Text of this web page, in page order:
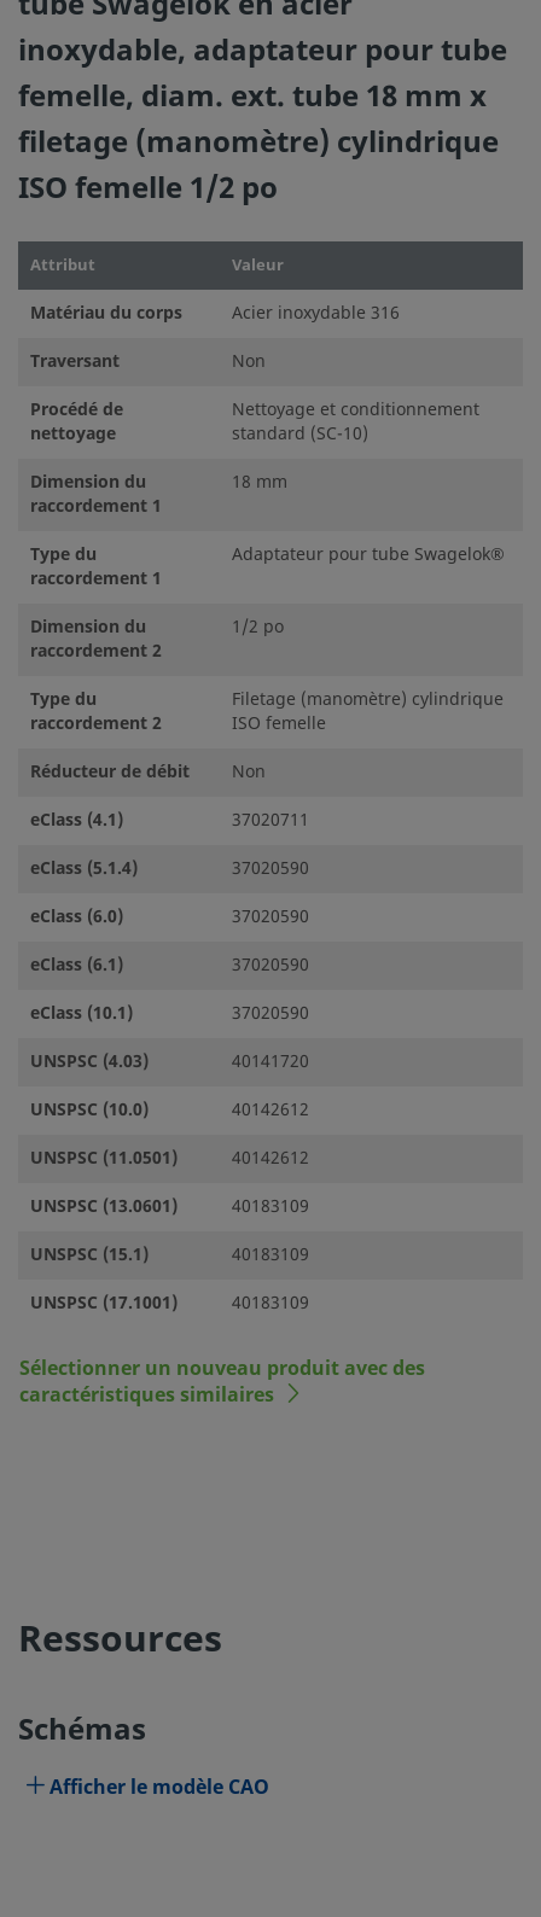
inoxydable, adaptateur pour tube
femelle, diam. ext. tube 18 mm x
filetage (manomètre) cylindrique
ISO femelle 1/2 po
Attribut Valeur
Matériau du corps
Acier inoxydable 316
Traversant
Non
Procédé de
nettoyage
Nettoyage et conditionnement
standard (SC-10)
Dimension du
raccordement 1
18 mm
Type du
raccordement 1
Adaptateur pour tube Swagelok®
Dimension du
raccordement 2
1/2 po
Type du
raccordement 2
Filetage (manomètre) cylindrique
ISO femelle
Réducteur de débit
Non
eClass (4.1)
37020711
eClass (5.1.4)
37020590
eClass (6.0)
37020590
eClass (6.1)
37020590
eClass (10.1)
37020590
UNSPSC (4.03)
40141720
UNSPSC (10.0)
40142612
UNSPSC (11.0501)
40142612
UNSPSC (13.0601)
40183109
UNSPSC (15.1)
40183109
UNSPSC (17.1001)
40183109
Sélectionner un nouveau produit avec des
caractéristiques similaires
Ressources
Schémas
Afficher le modèle CAO